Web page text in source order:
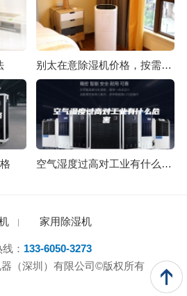
别太在意除湿机价格，按需购买才是王道
空气湿度过高对工业有什么危害
家用除湿机
： 133-6050-3273
（深圳）有限公司©版权所有